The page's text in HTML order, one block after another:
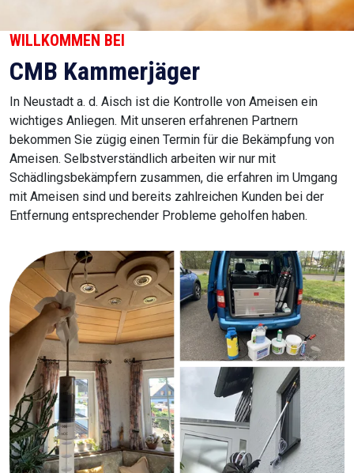
WILLKOMMEN BEI
CMB Kammerjäger
In Neustadt a. d. Aisch ist die Kontrolle von Ameisen ein
wichtiges Anliegen. Mit unseren erfahrenen Partnern
bekommen Sie zügig einen Termin für die Bekämpfung von
Ameisen. Selbstverständlich arbeiten wir nur mit
Schädlingsbekämpfern zusammen, die erfahren im Umgang
mit Ameisen sind und bereits zahlreichen Kunden bei der
Entfernung entsprechender Probleme geholfen haben.